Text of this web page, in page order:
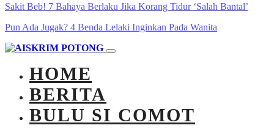
Sakit Beb! 7 Bahaya Berlaku Jika Korang Tidur ‘Salah Bantal’
Pun Ada Jugak? 4 Benda Lelaki Inginkan Pada Wanita
HOME
BERITA
BULU SI COMOT